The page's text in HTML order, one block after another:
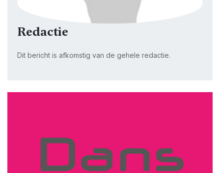
Redactie
Dit bericht is afkomstig van de gehele redactie.